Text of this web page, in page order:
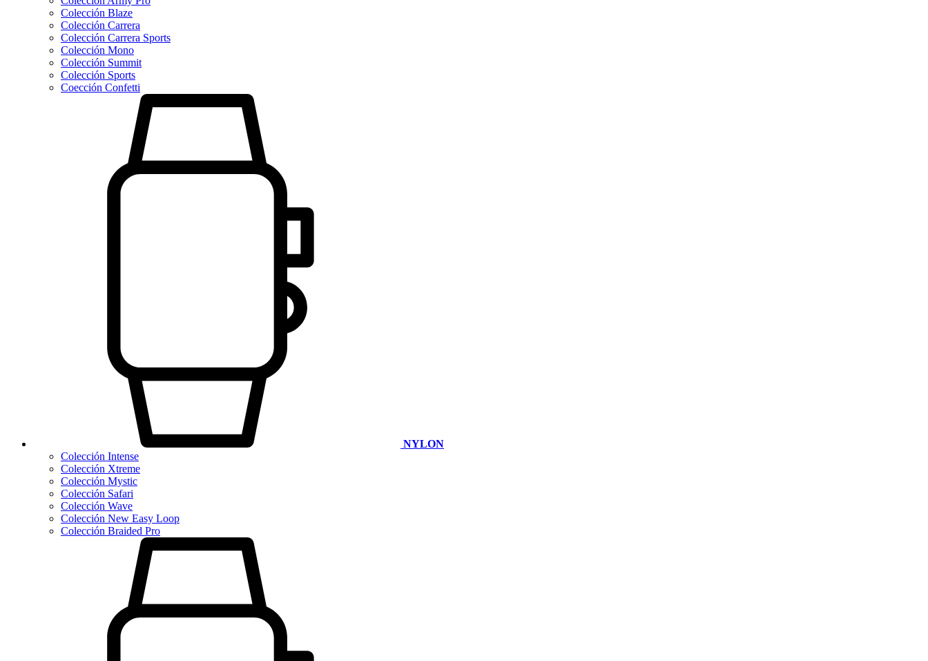
Colección Blaze
Colección Carrera
Colección Carrera Sports
Colección Mono
Colección Summit
Colección Sports
Coección Confetti
NYLON
Colección Intense
Colección Xtreme
Colección Mystic
Colección Safari
Colección Wave
Colección New Easy Loop
Colección Braided Pro